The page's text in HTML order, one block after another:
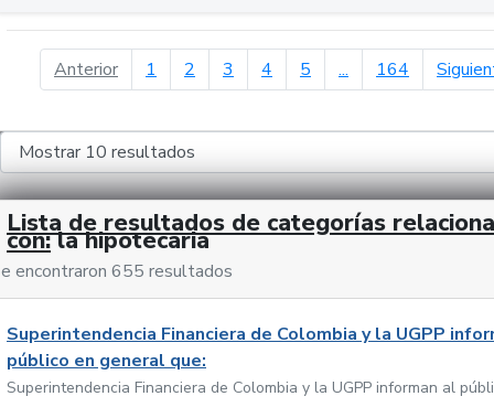
Anteriorpágina anterior
1 2 3 4 5 ... 164
Lista de resultados de categorías
con: la hipotecaria
encontraron 655 resultados
Superintendencia Financiera de Colombia y la UGPP
público en general que:
Superintendencia Financiera de Colombia y la UGPP informan al